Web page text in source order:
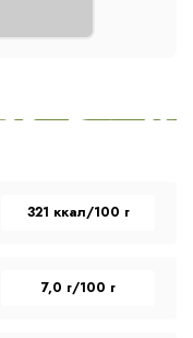
321 ккал/100 г
7,0 г/100 г